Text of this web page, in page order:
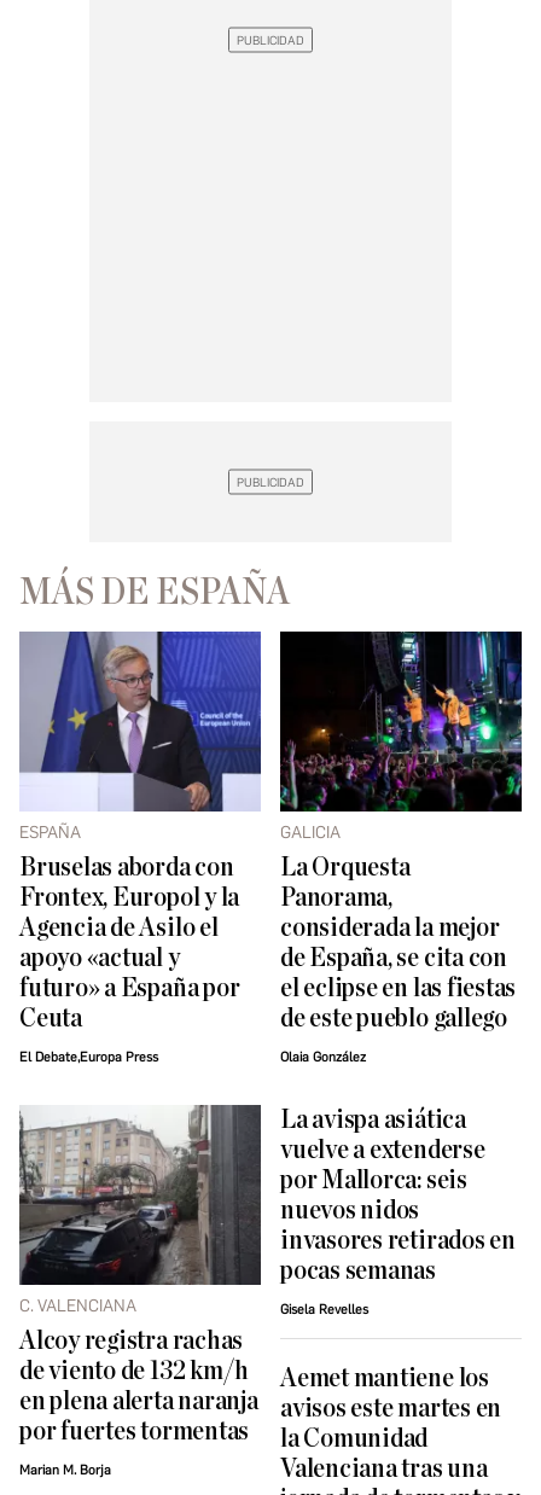
MÁS DE ESPAÑA
ESPAÑA
Bruselas aborda con
Frontex, Europol y la
Agencia de Asilo el
apoyo «actual y
futuro» a España por
Ceuta
El Debate,Europa Press
GALICIA
La Orquesta
Panorama,
considerada la mejor
de España, se cita con
el eclipse en las fiestas
de este pueblo gallego
Olaia González
C. VALENCIANA
Alcoy registra rachas
de viento de 132 km/h
en plena alerta naranja
por fuertes tormentas
Marian M. Borja
La avispa asiática
vuelve a extenderse
por Mallorca: seis
nuevos nidos
invasores retirados en
pocas semanas
Gisela Revelles
Aemet mantiene los
avisos este martes en
la Comunidad
Valenciana tras una